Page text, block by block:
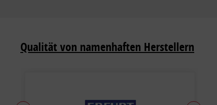
Qualität von namenhaften Herstellern